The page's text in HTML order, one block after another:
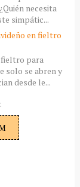
necesita
simpátic...
en fieltro
fieltro para
solo se abren y
desde le...
.